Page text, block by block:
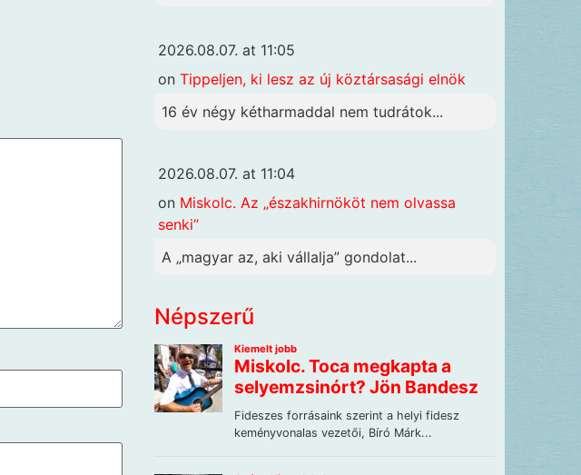
2026.08.07. at 11:05
on Tippeljen, ki lesz az új köztársasági elnök
16 év négy kétharmaddal nem tudrátok...
2026.08.07. at 11:04
on Miskolc. Az „északhirnököt nem olvassa
senki”
A „magyar az, aki vállalja” gondolat...
Népszerű